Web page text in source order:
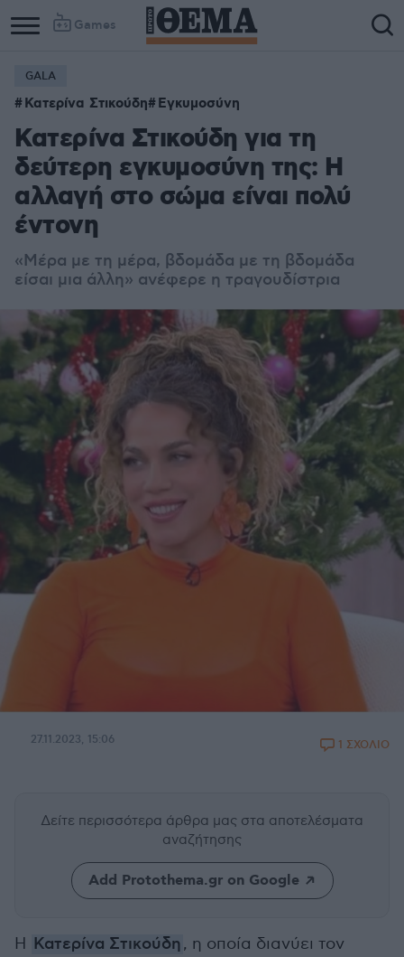
Games
GALA
Κατερίνα Στικούδη Εγκυμοσύνη
Κατερίνα Στικούδη για τη
δεύτερη εγκυμοσύνη της: Η
αλλαγή στο σώμα είναι πολύ
έντονη
«Μέρα με τη μέρα, βδομάδα με τη βδομάδα
είσαι μια άλλη» ανέφερε η τραγουδίστρια
27.11.2023, 15:06 1 ΣΧΟΛΙΟ
Δείτε περισσότερα άρθρα μας στα αποτελέσματα
αναζήτησης
Add Protothema.gr on Google
Η Κατερίνα Στικούδη, η οποία διανύει τον